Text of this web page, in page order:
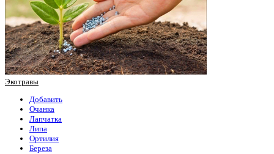
Экотравы
Добавить
Очанка
Лапчатка
Липа
Ортилия
Береза